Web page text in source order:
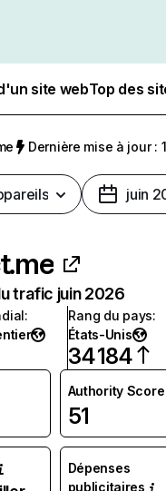
site webTop des
Dernière mise à jour :
juin
trafic juin 2026
:
Rang du pays:
États-Unis
34 184
Authority Score
51
Dépenses
publicitaires